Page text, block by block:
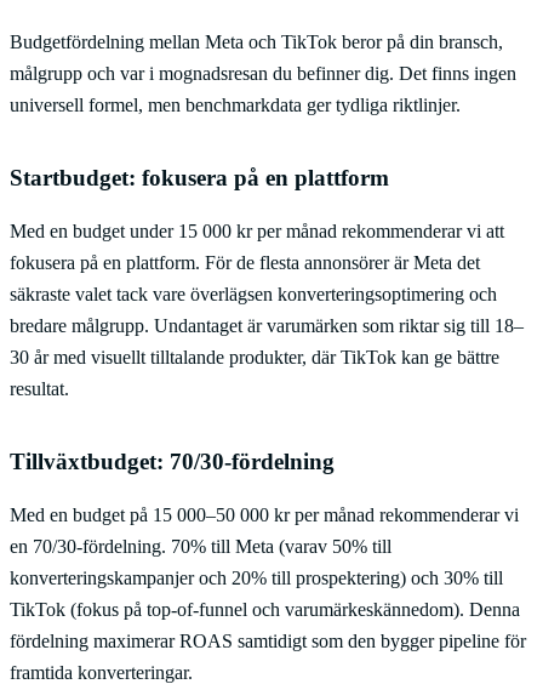
Budgetfördelning mellan Meta och TikTok beror på din bransch,
målgrupp och var i mognadsresan du befinner dig. Det finns ingen
universell formel, men benchmarkdata ger tydliga riktlinjer.
Startbudget: fokusera på en plattform
Med en budget under 15 000 kr per månad rekommenderar vi att
fokusera på en plattform. För de flesta annonsörer är Meta det
säkraste valet tack vare överlägsen konverteringsoptimering och
bredare målgrupp. Undantaget är varumärken som riktar sig till 18–
30 år med visuellt tilltalande produkter, där TikTok kan ge bättre
resultat.
Tillväxtbudget: 70/30-fördelning
Med en budget på 15 000–50 000 kr per månad rekommenderar vi
en 70/30-fördelning. 70% till Meta (varav 50% till
konverteringskampanjer och 20% till prospektering) och 30% till
TikTok (fokus på top-of-funnel och varumärkeskännedom). Denna
fördelning maximerar ROAS samtidigt som den bygger pipeline för
framtida konverteringar.